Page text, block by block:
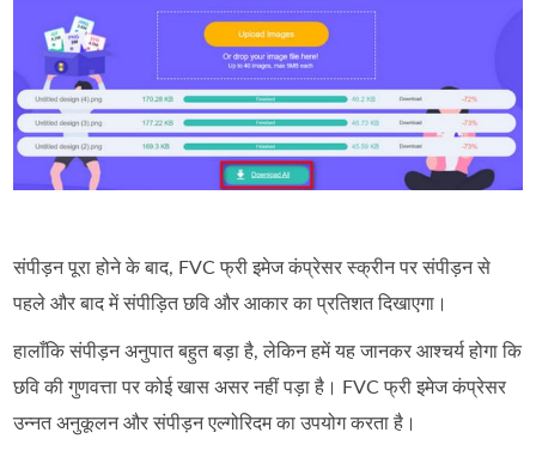
संपीड़न पूरा होने के बाद, FVC फ्री इमेज कंप्रेसर स्क्रीन पर संपीड़न से
पहले और बाद में संपीड़ित छवि और आकार का प्रतिशत दिखाएगा।
हालाँकि संपीड़न अनुपात बहुत बड़ा है, लेकिन हमें यह जानकर आश्चर्य होगा कि
छवि की गुणवत्ता पर कोई खास असर नहीं पड़ा है। FVC फ्री इमेज कंप्रेसर
उन्नत अनुकूलन और संपीड़न एल्गोरिदम का उपयोग करता है।